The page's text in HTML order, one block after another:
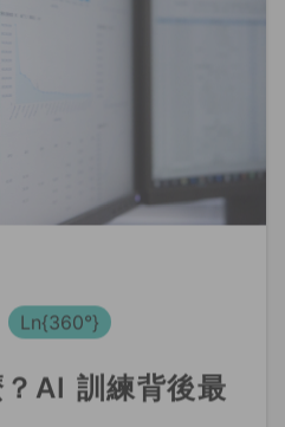
AI 訓練背後最
卻越來越難看？本文帶你了
訓練四步驟，以及如何將